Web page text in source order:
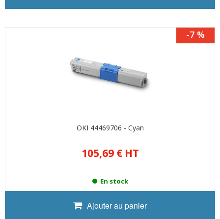
-7 %
OKI 44469706 - Cyan
HT
105,69 €
En stock
Ajouter au panier